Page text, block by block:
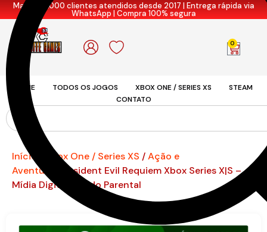
Mais de 7.000 clientes atendidos desde 2017 | Entrega rápida via
WhatsApp | Compra 100% segura
0
HOME TODOS OS JOGOS XBOX ONE / SERIES XS
STEAM
CONTATO
Início Xbox One / Series XS /Ação e
Aventura
/ Resident Evil Requiem Xbox Series X|S –
Mídia Digital | Modo Parental